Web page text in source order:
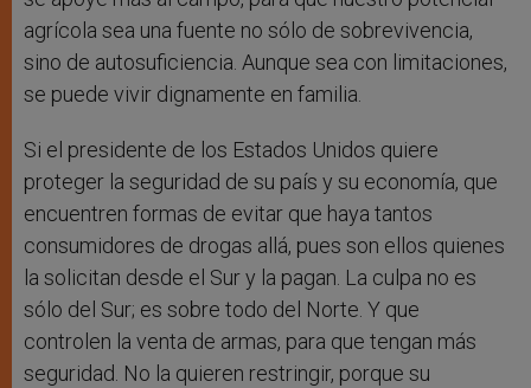
agrícola sea una fuente no sólo de sobrevivencia,
sino de autosuficiencia. Aunque sea con limitaciones,
se puede vivir dignamente en familia.
Si el presidente de los Estados Unidos quiere
proteger la seguridad de su país y su economía, que
encuentren formas de evitar que haya tantos
consumidores de drogas allá, pues son ellos quienes
la solicitan desde el Sur y la pagan. La culpa no es
sólo del Sur; es sobre todo del Norte. Y que
controlen la venta de armas, para que tengan más
seguridad. No la quieren restringir, porque su